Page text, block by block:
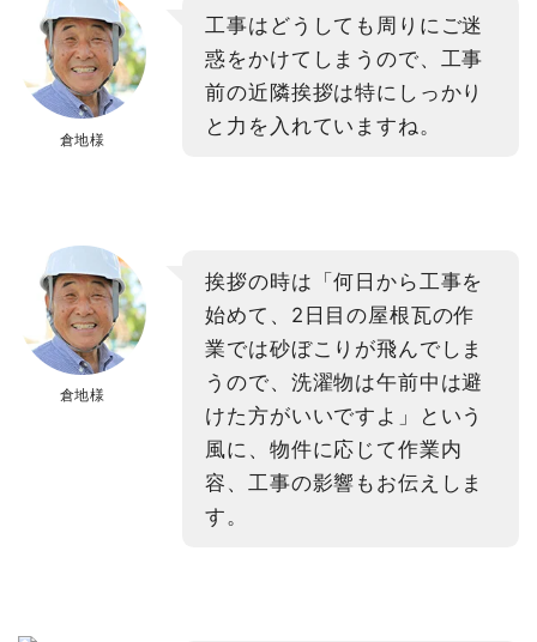
倉地様
工事はどうしても周りにご迷
惑をかけてしまうので、工事
前の近隣挨拶は特にしっかり
と力を入れていますね。
倉地様
挨拶の時は「何日から工事を
始めて、2日目の屋根瓦の作
業では砂ぼこりが飛んでしま
うので、洗濯物は午前中は避
けた方がいいですよ」という
風に、物件に応じて作業内
容、工事の影響もお伝えしま
す。